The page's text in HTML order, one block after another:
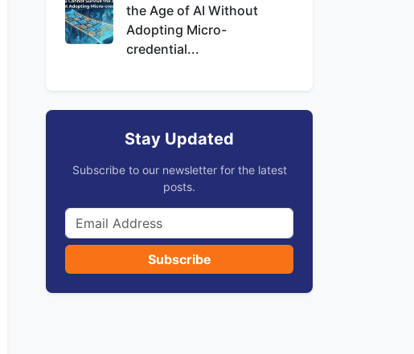
the Age of AI Without
Adopting Micro-
credential...
Stay Updated
Subscribe to our newsletter for the latest
posts.
Subscribe